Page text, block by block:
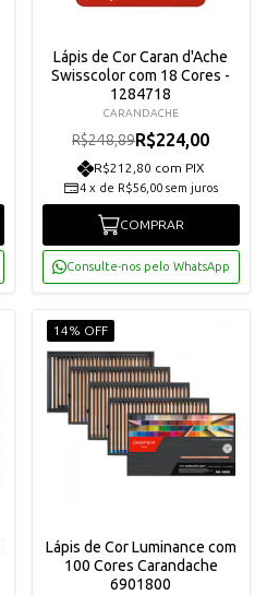
Lápis de Cor Caran d'Ache
Swisscolor com 18 Cores -
1284718
CARANDACHE
R$248,89R$224,00
R$212,80 com PIX
4 x de R$56,00 sem juros
COMPRAR
Consulte-nos pelo WhatsApp
14% OFF
Lápis de Cor Luminance com
100 Cores Carandache
6901800